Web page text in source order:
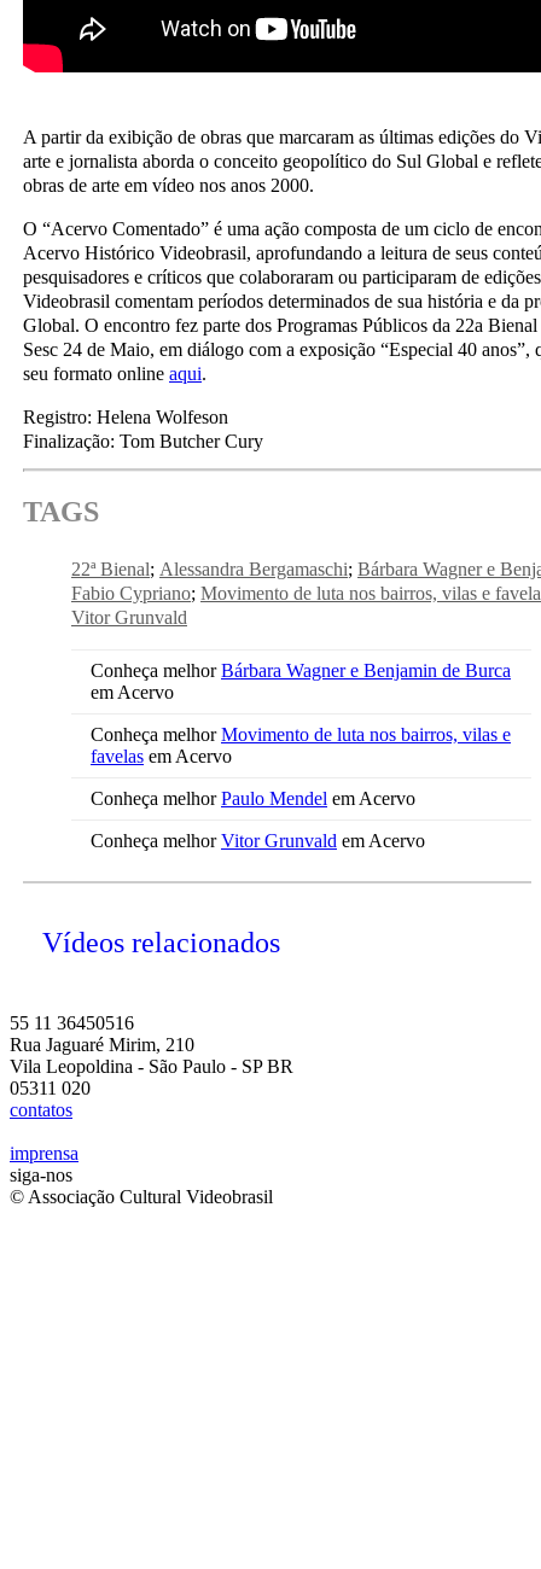
A partir da exibição de obras que marcaram as últimas edições do
arte e jornalista aborda o conceito geopolítico do Sul Global e
obras de arte em vídeo nos anos 2000.
O “Acervo Comentado” é uma ação composta de um ciclo de
Acervo Histórico Videobrasil, aprofundando a leitura de seus
pesquisadores e críticos que colaboraram ou participaram de
Videobrasil comentam períodos determinados de sua história e da
Global. O encontro fez parte dos Programas Públicos da 22a
Sesc 24 de Maio, em diálogo com a exposição “Especial 40 anos”,
seu formato online aqui.
Registro: Helena Wolfeson
Finalização: Tom Butcher Cury
TAGS
22ª Bienal Alessandra Bergamaschi Bárbara Wagner e
Fabio Cypriano Movimento de luta nos bairros, vilas e
Vitor Grunvald
Conheça melhorBárbara Wagner e Benjamin de Burca
em Acervo
Conheça melhorMovimento de luta nos bairros, vilas e
favelas em Acervo
Conheça melhorPaulo Mendel em Acervo
Conheça melhorVitor Grunvald em Acervo
Vídeos relacionados
55 11 36450516
Rua Jaguaré Mirim, 210
Vila Leopoldina - São Paulo - SP BR
05311 020
contatos
imprensa
siga-nos
© Associação Cultural Videobrasil